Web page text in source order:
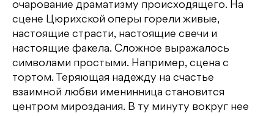
очарование драматизму происходящего. На
сцене Цюрихской оперы горели живые,
настоящие страсти, настоящие свечи и
настоящие факела. Сложное выражалось
символами простыми. Например, сцена с
тортом. Теряющая надежду на счастье
взаимной любви именинница становится
центром мироздания. В ту минуту вокруг нее